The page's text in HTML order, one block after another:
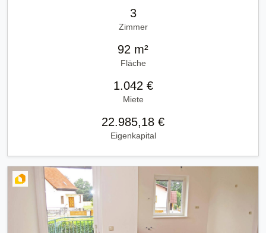
3
Zimmer
92 m²
Fläche
1.042 €
Miete
22.985,18 €
Eigenkapital